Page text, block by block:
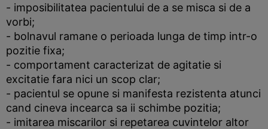
- imposibilitatea pacientului de a se misca si de a
vorbi;
- bolnavul ramane o perioada lunga de timp intr-o
pozitie fixa;
- comportament caracterizat de agitatie si
excitatie fara nici un scop clar;
- pacientul se opune si manifesta rezistenta atunci
cand cineva incearca sa ii schimbe pozitia;
- imitarea miscarilor si repetarea cuvintelor altor